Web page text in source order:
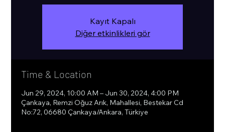
Kayıt Kapalı
Diğer etkinlikleri gör
Time & Location
Jun 29, 2024, 10:00 AM – Jun 30, 2024, 4:00 PM
Çankaya, Remzi Oğuz Arık, Mahallesi, Bestekar Cd
No:72, 06680 Çankaya/Ankara, Türkiye